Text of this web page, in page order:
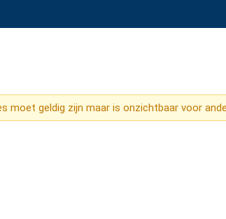
moet geldig zijn maar is onzichtbaar voor